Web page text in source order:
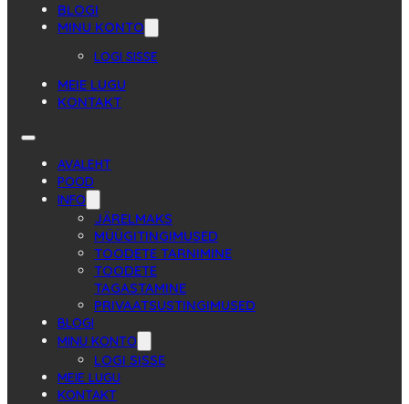
BLOGI
MINU KONTO
LOGI SISSE
MEIE LUGU
KONTAKT
AVALEHT
POOD
INFO
JÄRELMAKS
MÜÜGITINGIMUSED
TOODETE TARNIMINE
TOODETE
TAGASTAMINE
PRIVAATSUSTINGIMUSED
BLOGI
MINU KONTO
LOGI SISSE
MEIE LUGU
KONTAKT